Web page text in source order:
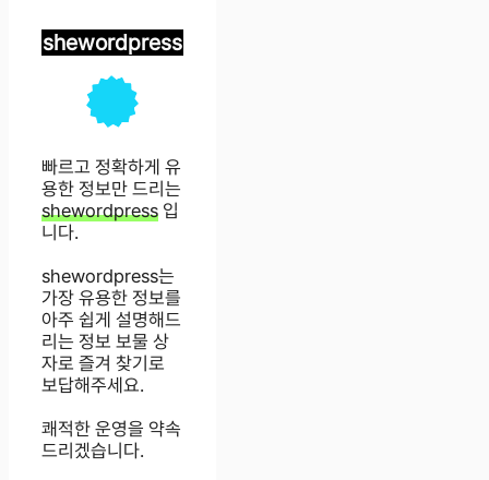
shewordpress
빠르고 정확하게 유
용한 정보만 드리는
shewordpress 입
니다.
shewordpress는
가장 유용한 정보를
아주 쉽게 설명해드
리는 정보 보물 상
자로 즐겨 찾기로
보답해주세요.
쾌적한 운영을 약속
드리겠습니다.